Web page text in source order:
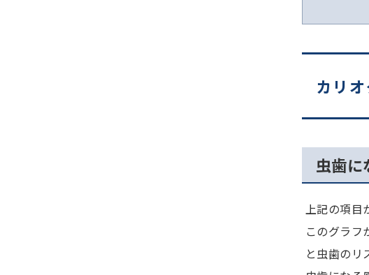
カリ
虫歯に
上記の項目
このグラフ
と虫歯のリ